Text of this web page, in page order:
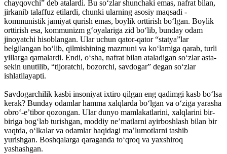
chayqovchi” deb atalardi. Bu so‘zlar shunchaki emas, nafrat bilan,
jirkanib talaffuz etilardi, chunki ularning asosiy maqsadi -
kommunistik jamiyat qurish emas, boylik orttirish bo‘lgan. Boylik
orttirish esa, kommunizm g‘oyalariga zid bo‘lib, bunday odam
jinoyatchi hisoblangan. Ular uchun qator-qator “statya”lar
belgilangan bo‘lib, qilmishining mazmuni va ko‘lamiga qarab, turli
yillarga qamalardi. Endi, o‘sha, nafrat bilan ataladigan so‘zlar asta-
sekin unutilib, “tijoratchi, bozorchi, savdogar” degan so‘zlar
ishlatilayapti.
Savdogarchilik kasbi insoniyat ixtiro qilgan eng qadimgi kasb bo‘lsa
kerak? Bunday odamlar hamma xalqlarda bo‘lgan va o‘ziga yarasha
obro‘-e’tibor qozongan. Ular dunyo mamlakatlarini, xalqlarini bir-
biriga bog‘lab turishgan, moddiy ne’matlarni ayirboshlash bilan bir
vaqtda, o‘lkalar va odamlar haqidagi ma’lumotlarni tashib
yurishgan. Boshqalarga qaraganda to‘qroq va yaxshiroq
yashashgan.